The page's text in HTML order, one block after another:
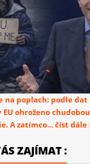
na poplach: podle
ohroženo
A zatímco... číst dále
ZAJÍMAT :